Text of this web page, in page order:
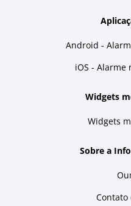
Android -
iOS - Alarme
Widgets
Widgets
Sobre a
Contato